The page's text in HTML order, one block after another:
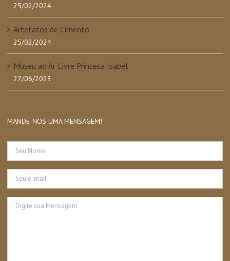
25/02/2024
Artefatos de Cimento.
25/02/2024
Museu ao Ar Livre Princesa Isabel
27/06/2023
MANDE-NOS UMA MENSAGEM!